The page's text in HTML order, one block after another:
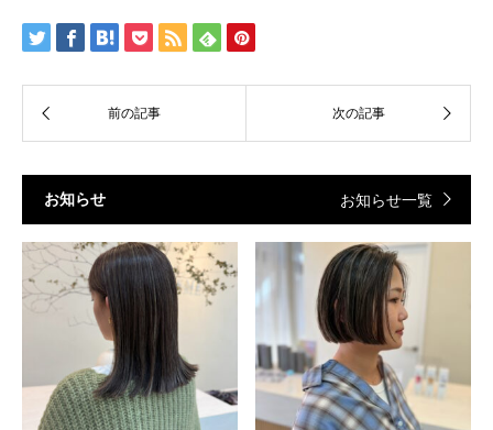
お知らせ お知らせ一覧